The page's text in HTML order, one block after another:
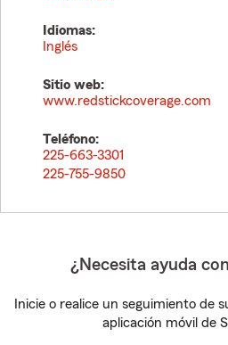
Idiomas:
Inglés
Sitio web:
www.redstickcoverage.com
Teléfono:
225-663-3301
225-755-9850
¿Necesita ayuda
Inicie o realice un seguimiento de
aplicación móvil de